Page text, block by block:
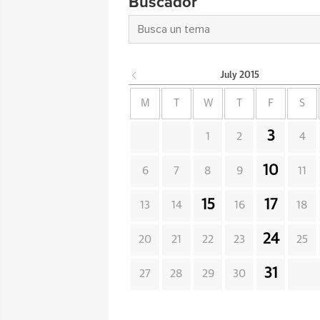
July 2015
M W F S
1 2 3 4
6 7 8 9 10 11
13 14 15 16 17 18
20 21 22 23 24 25
27 28 29 30 31